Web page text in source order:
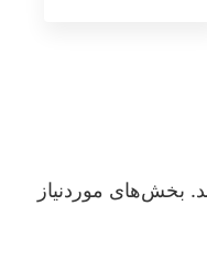
بخش‌های موردنیاز